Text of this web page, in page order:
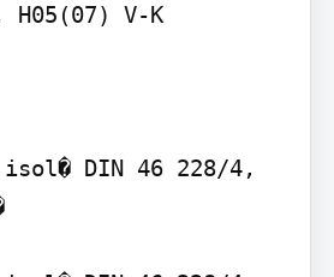
H05(07) V-K
isol� DIN 46 228/4,